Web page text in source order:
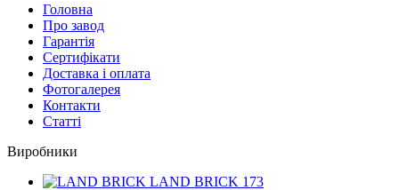
Головна
Про завод
Гарантія
Сертифікати
Доставка і оплата
Фотогалерея
Контакти
Статті
Виробники
LAND BRICK 173